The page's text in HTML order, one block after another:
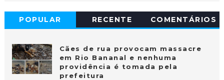
POPULAR RECENTE COMENTÁRIOS
Cães de rua provocam massacre
em Rio Bananal e nenhuma
providência é tomada pela
prefeitura